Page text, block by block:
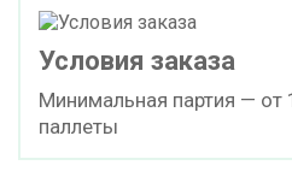
Условия заказа
Минимальная партия —
паллеты